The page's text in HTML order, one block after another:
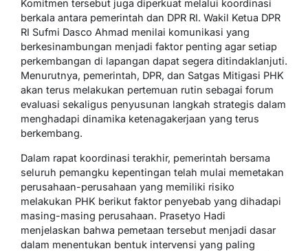
Komitmen tersebut juga diperkuat melalui koordinasi
berkala antara pemerintah dan DPR RI. Wakil Ketua DPR
RI Sufmi Dasco Ahmad menilai komunikasi yang
berkesinambungan menjadi faktor penting agar setiap
perkembangan di lapangan dapat segera ditindaklanjuti.
Menurutnya, pemerintah, DPR, dan Satgas Mitigasi PHK
akan terus melakukan pertemuan rutin sebagai forum
evaluasi sekaligus penyusunan langkah strategis dalam
menghadapi dinamika ketenagakerjaan yang terus
berkembang.
Dalam rapat koordinasi terakhir, pemerintah bersama
seluruh pemangku kepentingan telah mulai memetakan
perusahaan-perusahaan yang memiliki risiko
melakukan PHK berikut faktor penyebab yang dihadapi
masing-masing perusahaan. Prasetyo Hadi
menjelaskan bahwa pemetaan tersebut menjadi dasar
dalam menentukan bentuk intervensi yang paling